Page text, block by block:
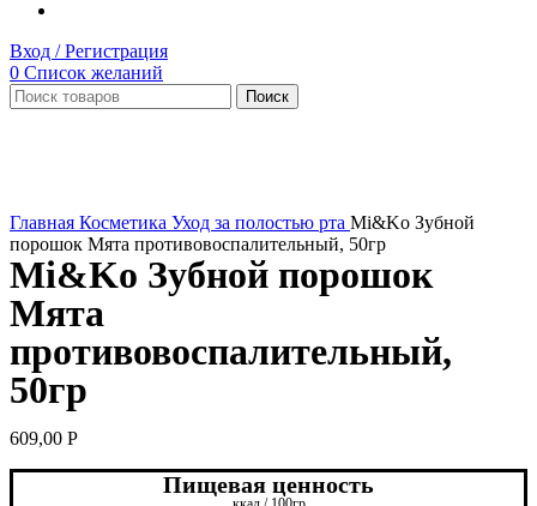
Вход / Регистрация
0 Список желаний
Поиск
Главная Косметика Уход за полостью рта Mi&Ko Зубной
порошок Мята противовоспалительный, 50гр
Mi&Ko Зубной порошок
Мята
противовоспалительный,
50гр
609,00 Р
Пищевая ценность